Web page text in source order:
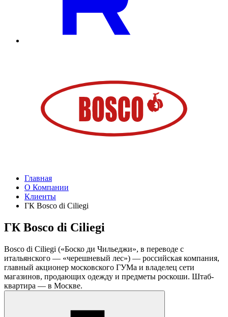
Главная
О Компании
Клиенты
ГК Bosco di Ciliegi
ГК Bosco di Ciliegi
Bosco di Ciliegi («Боско ди Чильеджи», в переводе с
итальянского — «черешневый лес») — российская компания,
главный акционер московского ГУМа и владелец сети
магазинов, продающих одежду и предметы роскоши. Штаб-
квартира — в Москве.